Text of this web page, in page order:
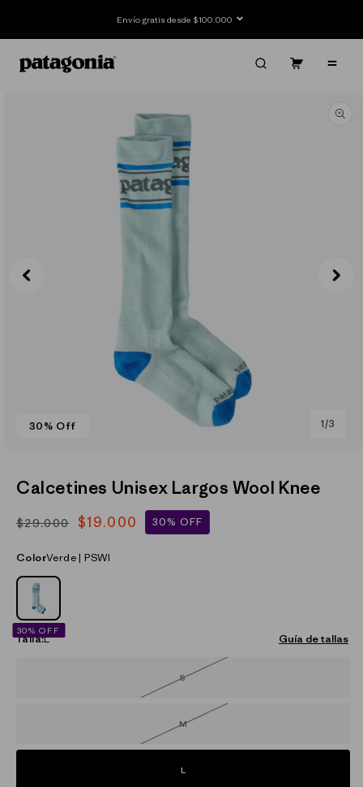
Envío gratis desde $100.000
Carrito
30% Off
multimedia
una
ventana
1/de
3
Calcetines Unisex Largos Wool Knee
Precio
$29.000
Precio
oferta
$19.000 30% OFF
ColorVerde | PSWI
VERDE_(PSWI)
30% OFF
Talla:L Guía de tallas
SVariante
disponible
MVariante
no
L